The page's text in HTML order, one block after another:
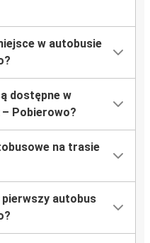
w autobusie
dostępne w
Pobierowo?
na trasie
autobus